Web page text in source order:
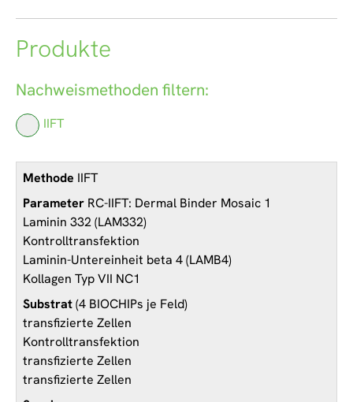
Produkte
Nachweismethoden filtern:
IIFT
IIFT
RC-IIFT: Dermal Binder Mosaic 1
Laminin 332 (LAM332)
Kontrolltransfektion
Laminin-Untereinheit beta 4 (LAMB4)
Kollagen Typ VII NC1
(4 BIOCHIPs je Feld)
transfizierte Zellen
Kontrolltransfektion
transfizierte Zellen
transfizierte Zellen